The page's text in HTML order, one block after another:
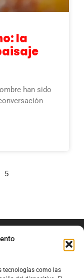
tecnologías como las
la
han sido
5